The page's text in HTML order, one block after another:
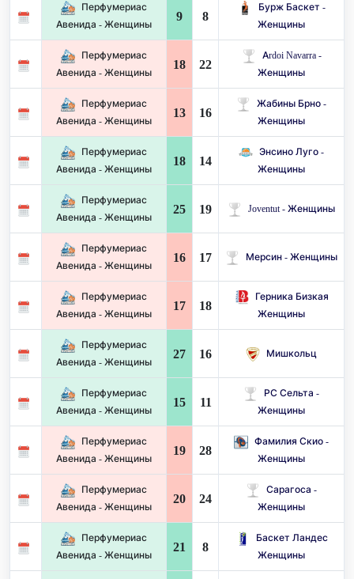
Перфумериас
Авенида - Женщины
9 8
Бурж Баскет -
Женщины
Перфумериас
Авенида - Женщины
18 22
Ardoi Navarra -
Женщины
Перфумериас
Авенида - Женщины
13 16
Жабины Брно -
Женщины
Перфумериас
Авенида - Женщины
18 14
Энсино Луго -
Женщины
Перфумериас
Авенида - Женщины
25 19 Joventut - Женщины
Перфумериас
Авенида - Женщины
16 17 Мерсин - Женщины
Перфумериас
Авенида - Женщины
17 18
Герника Бизкая
Женщины
Перфумериас
Авенида - Женщины
27 16 Мишкольц
Перфумериас
Авенида - Женщины
15 11
РС Сельта -
Женщины
Перфумериас
Авенида - Женщины
19 28
Фамилия Скио -
Женщины
Перфумериас
Авенида - Женщины
20 24
Сарагоса -
Женщины
Перфумериас
Авенида - Женщины
21 8
Баскет Ландес
Женщины